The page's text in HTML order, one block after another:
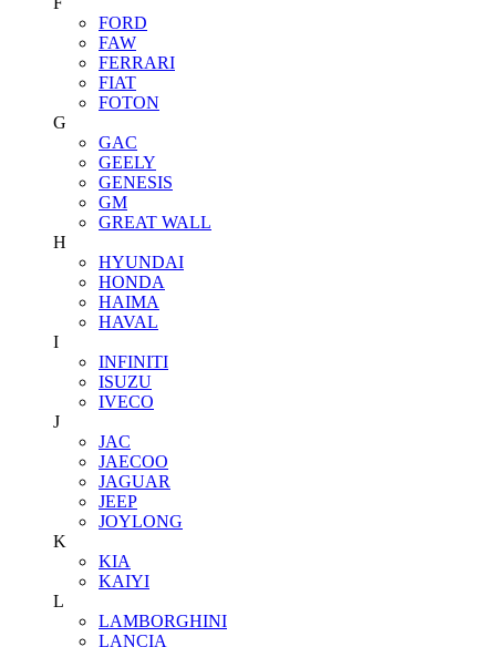
FORD
FAW
FERRARI
FIAT
FOTON
G
GAC
GEELY
GENESIS
GM
GREAT WALL
H
HYUNDAI
HONDA
HAIMA
HAVAL
I
INFINITI
ISUZU
IVECO
J
JAC
JAECOO
JAGUAR
JEEP
JOYLONG
K
KIA
KAIYI
L
LAMBORGHINI
LANCIA